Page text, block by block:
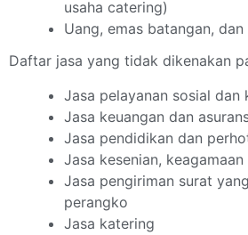
usaha catering)
Uang, emas batangan,
Daftar jasa yang tidak dikenakan
Jasa pelayanan sosial dan
Jasa keuangan dan
Jasa pendidikan dan
Jasa kesenian,
Jasa pengiriman surat
perangko
Jasa katering